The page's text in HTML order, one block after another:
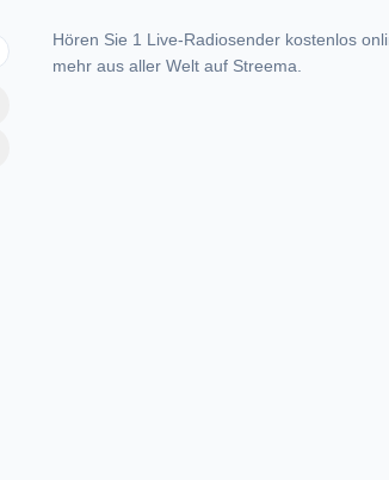
Hören Sie 1 Live-Radiosender kostenlos
mehr aus aller Welt auf Streema.